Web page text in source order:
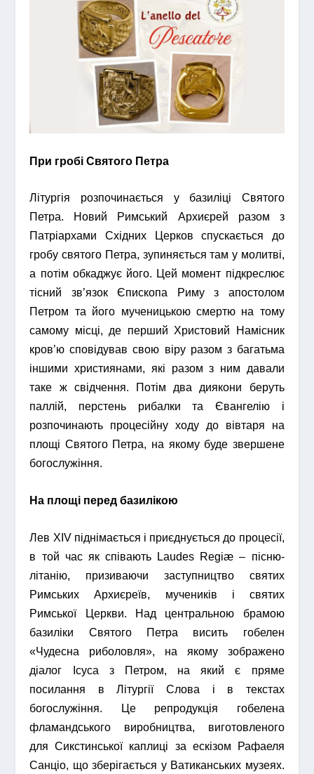
При гробі Святого Петра
Літургія розпочинається у базиліці Святого
Петра. Новий Римський Архиєрей разом з
Патріархами Східних Церков спускається до
гробу святого Петра, зупиняється там у молитві,
а потім обкаджує його. Цей момент підкреслює
тісний зв’язок Єпископа Риму з апостолом
Петром та його мученицькою смертю на тому
самому місці, де перший Христовий Намісник
кров’ю сповідував свою віру разом з багатьма
іншими християнами, які разом з ним давали
таке ж свідчення. Потім два диякони беруть
паллій, перстень рибалки та Євангелію і
розпочинають процесійну ходу до вівтаря на
площі Святого Петра, на якому буде звершене
богослужіння.
На площі перед базилікою
Лев XIV піднімається і приєднується до процесії,
в той час як співають Laudes Regiæ – пісню-
літанію, призиваючи заступництво святих
Римських Архиєреїв, мучеників і святих
Римської Церкви. Над центральною брамою
базиліки Святого Петра висить гобелен
«Чудесна риболовля», на якому зображено
діалог Ісуса з Петром, на який є пряме
посилання в Літургії Слова і в текстах
богослужіння. Це репродукція гобелена
фламандського виробництва, виготовленого
для Сикстинської каплиці за ескізом Рафаеля
Санціо, що зберігається у Ватиканських музеях.